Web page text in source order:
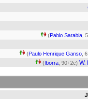
(Pablo Sarabia ,
(Paulo Henrique Ganso ,
(Iborra , 90+2e) W.